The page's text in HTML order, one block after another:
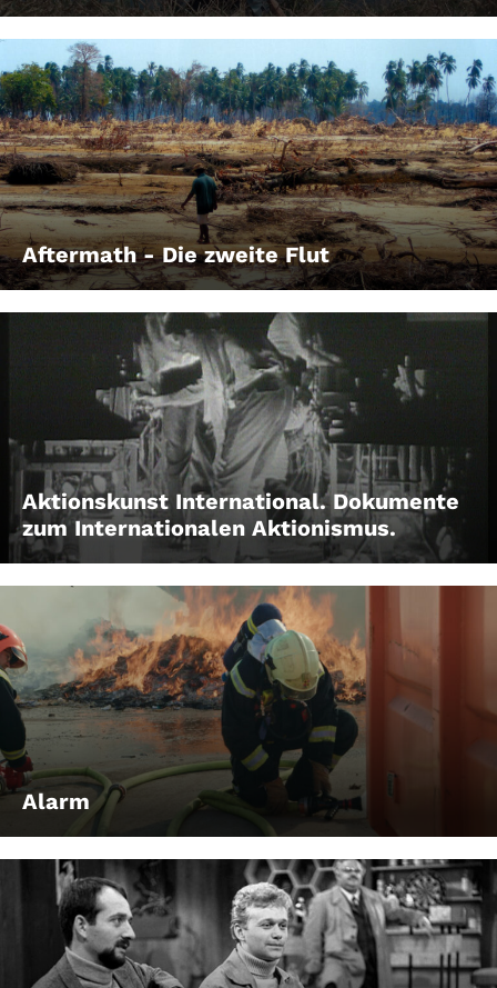
Aftermath - Die zweite Flut
Aktionskunst International. Dokumente
zum Internationalen Aktionismus.
Alarm